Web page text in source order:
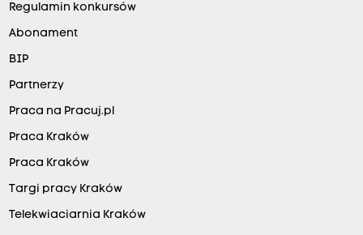
Regulamin konkursów
Abonament
BIP
Partnerzy
Praca na Pracuj.pl
Praca Kraków
Praca Kraków
Targi pracy Kraków
Telekwiaciarnia Kraków